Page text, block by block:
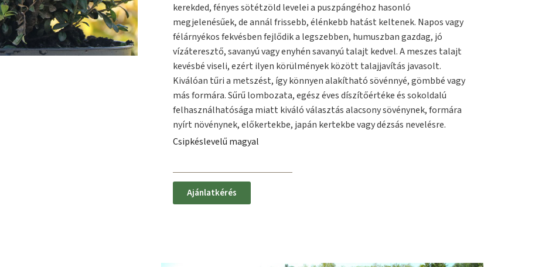
kerekded, fényes sötétzöld levelei a puszpángéhoz hasonló
megjelenésűek, de annál frissebb, élénkebb hatást keltenek. Napos vagy
félárnyékos fekvésben fejlődik a legszebben, humuszban gazdag, jó
vízáteresztő, savanyú vagy enyhén savanyú talajt kedvel. A meszes talajt
kevésbé viseli, ezért ilyen körülmények között talajjavítás javasolt.
Kiválóan tűri a metszést, így könnyen alakítható sövénnyé, gömbbé vagy
más formára. Sűrű lombozata, egész éves díszítőértéke és sokoldalú
felhasználhatósága miatt kiváló választás alacsony sövénynek, formára
nyírt növénynek, előkertekbe, japán kertekbe vagy dézsás nevelésre.
Csipkéslevelű magyal
Ajánlatkérés